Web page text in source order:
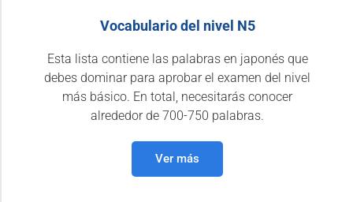
Vocabulario del nivel N5
Esta lista contiene las palabras en japonés que
debes dominar para aprobar el examen del nivel
más básico. En total, necesitarás conocer
alrededor de 700-750 palabras.
Ver más